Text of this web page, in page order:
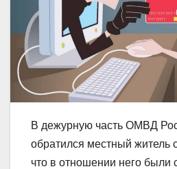
В дежурную часть ОМВД
обратился местный житель
что в отношении него были